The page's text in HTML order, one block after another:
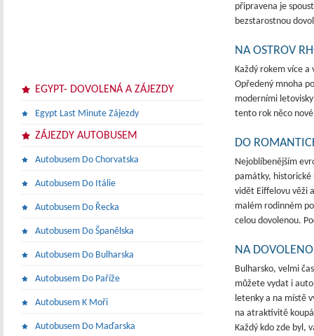
EGYPT- DOVOLENÁ A ZÁJEZDY
Egypt Last Minute Zájezdy
ZÁJEZDY AUTOBUSEM
Autobusem Do Chorvatska
Autobusem Do Itálie
Autobusem Do Řecka
Autobusem Do Španělska
Autobusem Do Bulharska
Autobusem Do Paříže
Autobusem K Moři
Autobusem Do Maďarska
připravena je
bezstarostnou
NA OSTROV
Každý rokem více a
Opředený mnoha
moderními
tento rok něco
DO
Nejoblíbenějším
památky, historické
vidět Eiffelovu věži
malém rodinném
celou dovolenou.
NA
Bulharsko, velmi
můžete vydat i
letenky a na místě
na atraktivitě
Každý kdo zde byl,